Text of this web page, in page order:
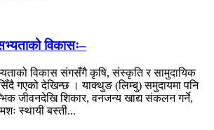
विकासः–
विकास संगसँगै कृषि, संस्कृति र सामुदायिक
गएको देखिन्छ । याक्थुङ (लिम्बु) समुदायमा पनि
जीवनदेखि शिकार, वनजन्य खाद्य संकलन गर्ने,
स्थायी बस्ती...